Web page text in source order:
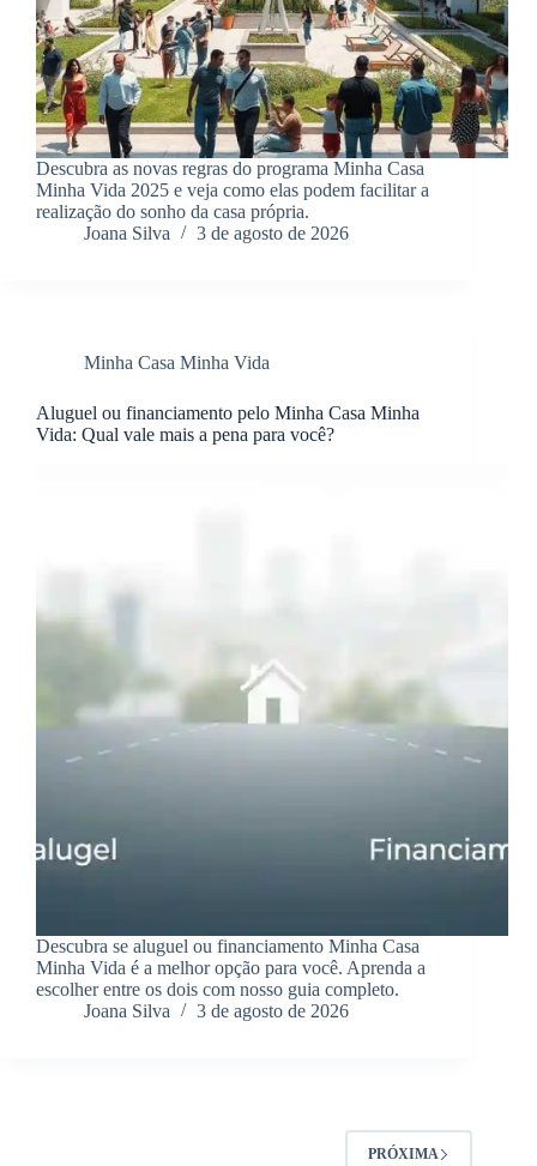
Descubra as novas regras do programa Minha Casa
Minha Vida 2025 e veja como elas podem facilitar a
realização do sonho da casa própria.
Joana Silva
3 de agosto de 2026
Minha Casa Minha Vida
Aluguel ou financiamento pelo Minha Casa Minha
Vida: Qual vale mais a pena para você?
Descubra se aluguel ou financiamento Minha Casa
Minha Vida é a melhor opção para você. Aprenda a
escolher entre os dois com nosso guia completo.
Joana Silva
3 de agosto de 2026
PRÓXIMA